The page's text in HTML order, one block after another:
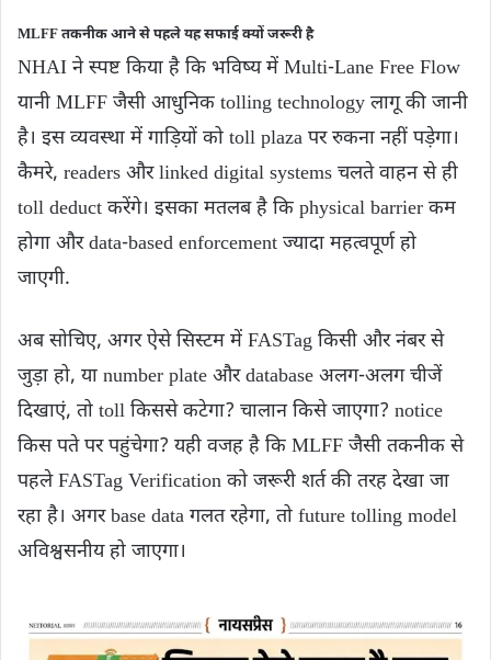
MLFF तकनीक आने से पहले यह सफाई क्यों जरूरी है
NHAI ने स्पष्ट किया है कि भविष्य में Multi-Lane Free Flow
यानी MLFF जैसी आधुनिक tolling technology लागू की जानी
है। इस व्यवस्था में गाड़ियों को toll plaza पर रुकना नहीं पड़ेगा।
कैमरे, readers और linked digital systems चलते वाहन से ही
toll deduct करेंगे। इसका मतलब है कि physical barrier कम
होगा और data-based enforcement ज्यादा महत्वपूर्ण हो
जाएगी.
अब सोचिए, अगर ऐसे सिस्टम में FASTag किसी और नंबर से
जुड़ा हो, या number plate और database अलग-अलग चीजें
दिखाएं, तो toll किससे कटेगा? चालान किसे जाएगा? notice
किस पते पर पहुंचेगा? यही वजह है कि MLFF जैसी तकनीक से
पहले FASTag Verification को जरूरी शर्त की तरह देखा जा
रहा है। अगर base data गलत रहेगा, तो future tolling model
अविश्वसनीय हो जाएगा।